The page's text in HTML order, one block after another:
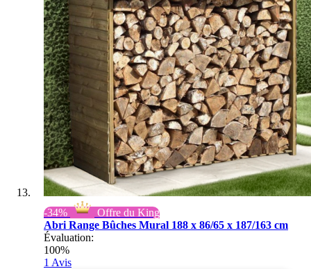
-34%
Offre du King
Abri Range Bûches Mural 188 x 86/65 x 187/163 cm
Évaluation:
100%
1 Avis